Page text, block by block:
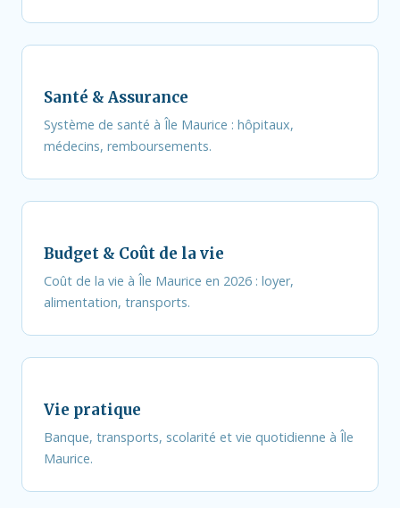
Santé & Assurance
Système de santé à Île Maurice : hôpitaux,
médecins, remboursements.
Budget & Coût de la vie
Coût de la vie à Île Maurice en 2026 : loyer,
alimentation, transports.
Vie pratique
Banque, transports, scolarité et vie quotidienne à Île
Maurice.